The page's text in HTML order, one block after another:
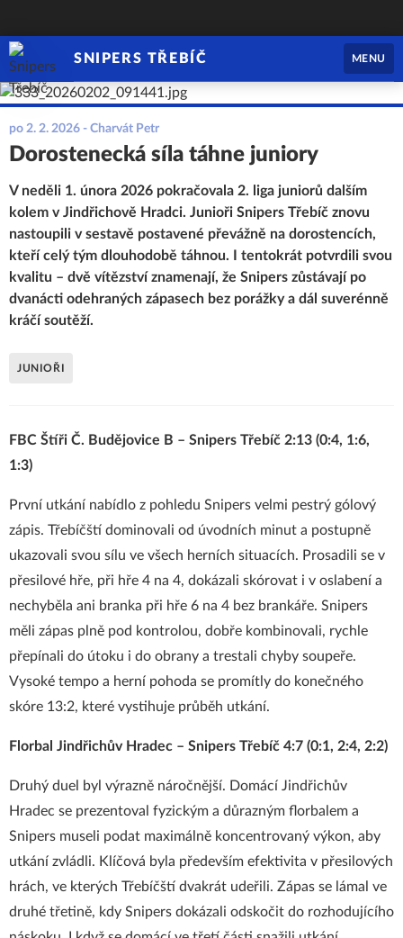
SNIPERS TŘEBÍČ MENU
po 2. 2. 2026 - Charvát Petr
Dorostenecká síla táhne juniory
V neděli 1. února 2026 pokračovala 2. liga juniorů dalším
kolem v Jindřichově Hradci. Junioři Snipers Třebíč znovu
nastoupili v sestavě postavené převážně na dorostencích,
kteří celý tým dlouhodobě táhnou. I tentokrát potvrdili svou
kvalitu – dvě vítězství znamenají, že Snipers zůstávají po
dvanácti odehraných zápasech bez porážky a dál suverénně
kráčí soutěží.
JUNIOŘI
FBC Štíři Č. Budějovice B – Snipers Třebíč 2:13 (0:4, 1:6,
1:3)
První utkání nabídlo z pohledu Snipers velmi pestrý gólový
zápis. Třebíčští dominovali od úvodních minut a postupně
ukazovali svou sílu ve všech herních situacích. Prosadili se v
přesilové hře, při hře 4 na 4, dokázali skórovat i v oslabení a
nechyběla ani branka při hře 6 na 4 bez brankáře. Snipers
měli zápas plně pod kontrolou, dobře kombinovali, rychle
přepínali do útoku i do obrany a trestali chyby soupeře.
Vysoké tempo a herní pohoda se promítly do konečného
skóre 13:2, které vystihuje průběh utkání.
Florbal Jindřichův Hradec – Snipers Třebíč 4:7 (0:1, 2:4, 2:2)
Druhý duel byl výrazně náročnější. Domácí Jindřichův
Hradec se prezentoval fyzickým a důrazným florbalem a
Snipers museli podat maximálně koncentrovaný výkon, aby
utkání zvládli. Klíčová byla především efektivita v přesilových
hrách, ve kterých Třebíčští dvakrát udeřili. Zápas se lámal ve
druhé třetině, kdy Snipers dokázali odskočit do rozhodujícího